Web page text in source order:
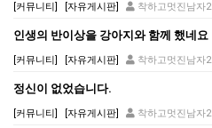
[커뮤니티] [자유게시판] 착하고멋진남자2
인생의 반이상을 강아지와 함께 했네요
[커뮤니티] [자유게시판] 착하고멋진남자2
정신이 없었습니다.
[커뮤니티] [자유게시판] 착하고멋진남자2